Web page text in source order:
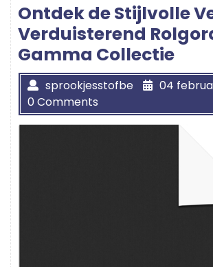
Ontdek de Stijlvolle
Verduisterend
Gamma Collectie
sprookjesstofbe
04
0 Comments